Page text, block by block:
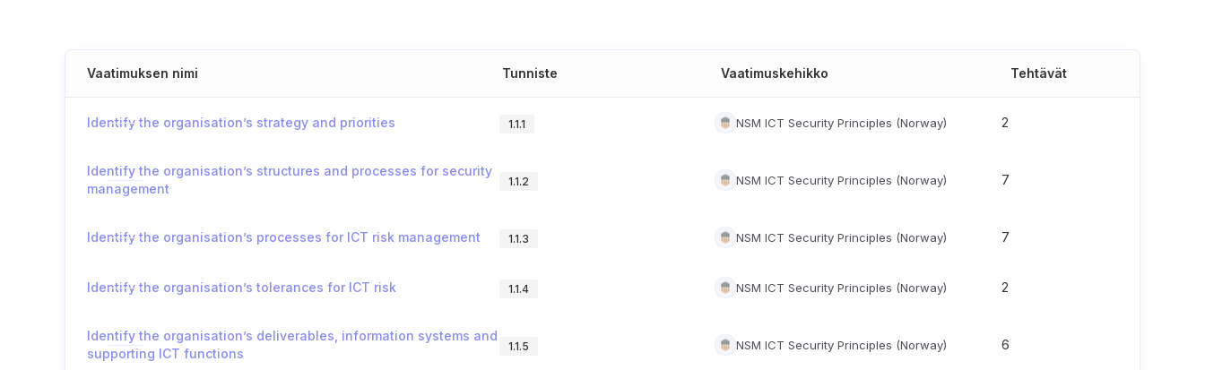
Vaatimuksen nimi Tunniste Vaatimuskehikko Tehtävät
Identify the organisation’s strategy and priorities 1.1.1 NSM ICT Security Principles (Norway) 2
Identify the organisation’s structures and processes for security
management
1.1.2 NSM ICT Security Principles (Norway) 7
Identify the organisation’s processes for ICT risk management 1.1.3 NSM ICT Security Principles (Norway) 7
Identify the organisation’s tolerances for ICT risk 1.1.4 NSM ICT Security Principles (Norway) 2
Identify the organisation’s deliverables, information systems and
supporting ICT functions
1.1.5 NSM ICT Security Principles (Norway) 6